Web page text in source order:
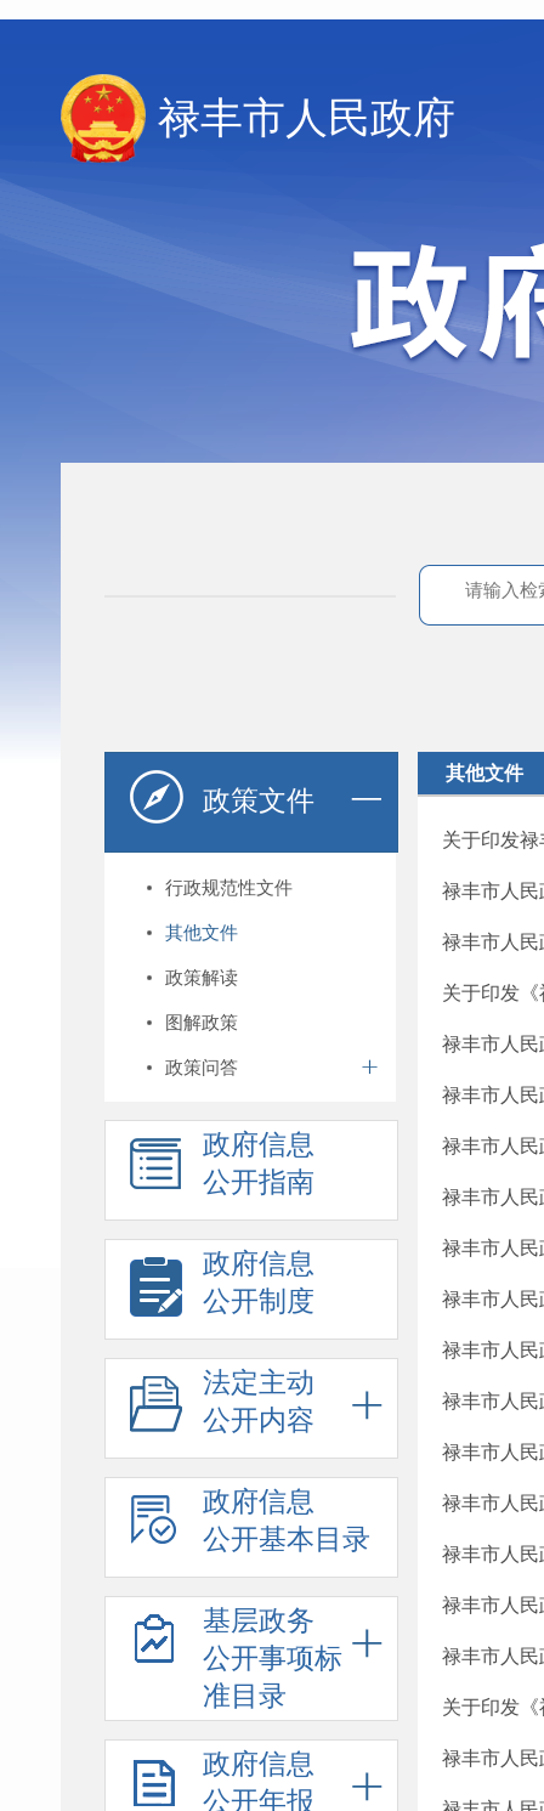
禄丰市人民政府
政策文件
行政规范性文件
其他文件
政策解读
图解政策
政策问答
政府信息
公开指南
政府信息
公开制度
法定主动
公开内容
政府信息
公开基本目录
基层政务
公开事项标
准目录
政府信息
公开年报
其他文件
关于印发
禄丰市人
禄丰市人
关于印发
禄丰市人
禄丰市人
禄丰市人
禄丰市人民
禄丰市人
禄丰市人
禄丰市人
禄丰市人
禄丰市人
禄丰市人
禄丰市人
禄丰市人
禄丰市人
关于印发
禄丰市人